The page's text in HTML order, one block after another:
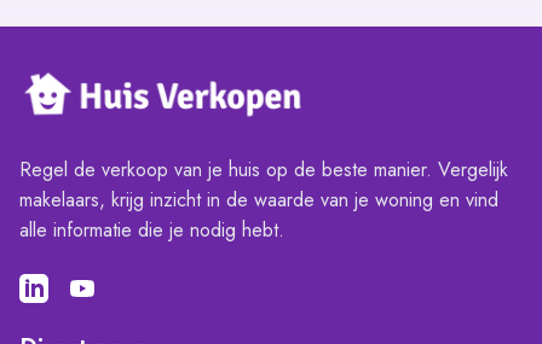
Regel de verkoop van je huis op de beste manier. Vergelijk
makelaars, krijg inzicht in de waarde van je woning en vind
alle informatie die je nodig hebt.